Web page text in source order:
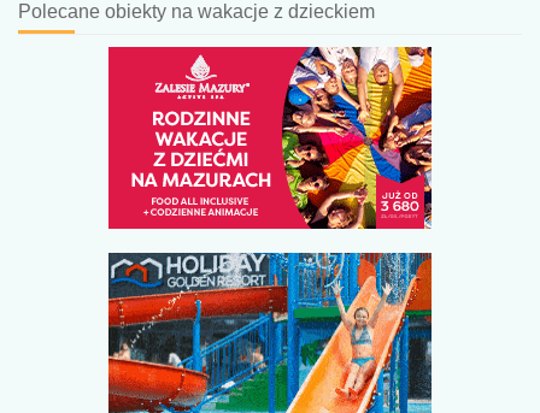
Polecane obiekty na wakacje z dzieckiem